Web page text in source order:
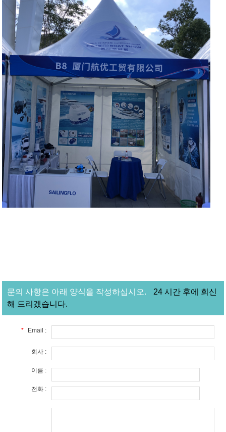
문의 사항은 아래 양식을 작성하십시오.
24 시간 후에 회신
해 드리겠습니다.
* Email :
회사 :
이름 :
전화 :